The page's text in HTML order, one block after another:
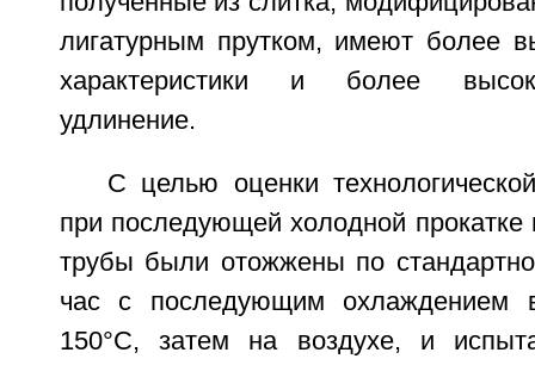
лигатурным прутком, имеют более
характеристики и более
удлинение.
С целью оценки
при последующей холодной прокатке
трубы были отожжены по
час с последующим охлаждением
150°С, затем на воздухе, и